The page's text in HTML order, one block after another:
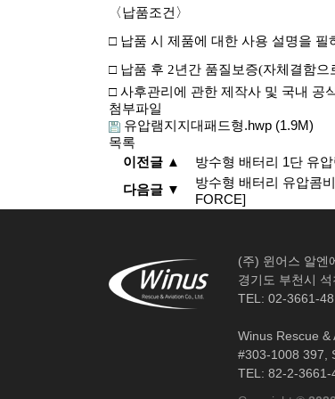
〈납품조건 〉
□ 납품 시 제품에 대한 사용 설명을 필
□ 납품 후 2년간 품질보증(자체결함으
□ 사후관리에 관한 제작사 및 국내 공
첨부파일
유압램지지대패드형.hwp (1.9M)
목록
이전글 ▲
방수형 배터리 1단 유
다음글 ▼
방수형 배터리 유압콤
FORCE]
(주) 윈어스 알엔
경기도 부천시
TEL: 02-3661-
Winus Rescue &
#303-1008 397,
TEL: 82-2-3661-